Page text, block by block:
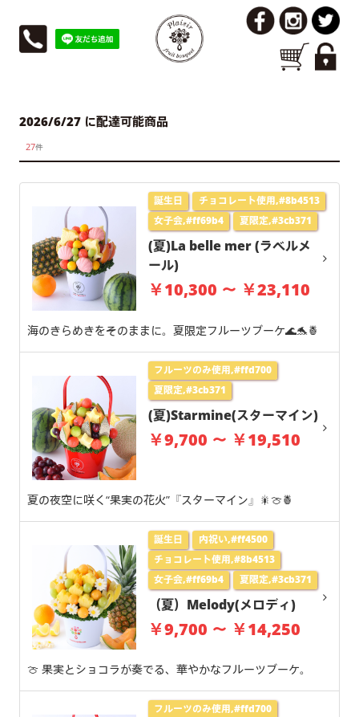
2026/6/27 に配達可能商品
27件
誕生日
チョコレート使用,#8b4513
女子会,#ff69b4
夏限定,#3cb371
(夏)La belle mer (ラベルメ
ール)
￥10,300 ～ ￥23,110
海のきらめきをそのままに。夏限定フルーツブーケ🌊🐬🍍
フルーツのみ使用,#ffd700
夏限定,#3cb371
(夏)Starmine(スターマイン)
￥9,700 ～ ￥19,510
夏の夜空に咲く“果実の花火”『スターマイン』🎇🍈🍍
誕生日
内祝い,#ff4500
チョコレート使用,#8b4513
女子会,#ff69b4
夏限定,#3cb371
（夏）Melody(メロディ)
￥9,700 ～ ￥14,250
🍈 果実とショコラが奏でる、華やかなフルーツブーケ。
フルーツのみ使用,#ffd700